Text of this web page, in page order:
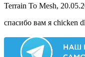
Terrain To Mesh,
спасибо вам я chicken